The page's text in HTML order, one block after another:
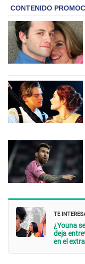
TE
¿Youna
deja
en el